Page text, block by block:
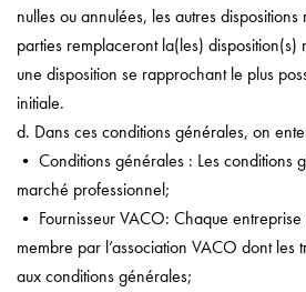
nulles ou annulées, les autres
parties remplaceront la(les)
une disposition se rapprochant le plus
initiale.
d. Dans ces conditions générales, on
• Conditions générales : Les conditions
marché professionnel;
• Fournisseur VACO: Chaque
membre par l’association VACO dont les
aux conditions générales;